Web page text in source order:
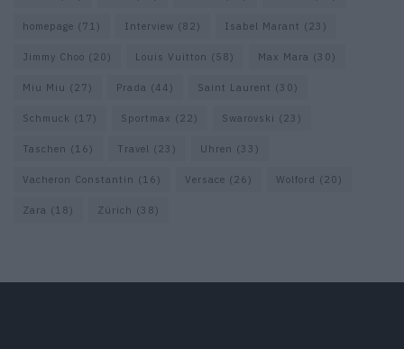
homepage (71) Interview (82) Isabel Marant (23)
Jimmy Choo (20) Louis Vuitton (58) Max Mara (30)
Miu Miu (27) Prada (44) Saint Laurent (30)
Schmuck (17) Sportmax (22) Swarovski (23)
Taschen (16) Travel (23) Uhren (33)
Vacheron Constantin (16) Versace (26) Wolford (20)
Zara (18) Zürich (38)